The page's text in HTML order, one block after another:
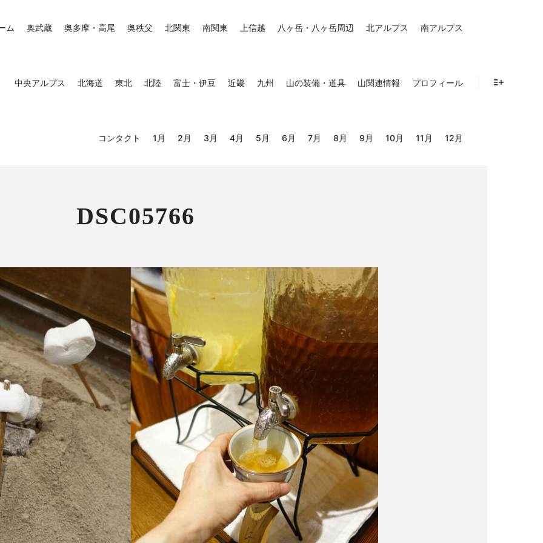
ム 奥武蔵 奥多摩・高尾 奥秩父 北関東 南関東 上信越 八ヶ岳・八ヶ岳周辺 北アルプス 南アルプス
中央アルプス 北海道 東北 北陸 富士・伊豆 近畿 九州 山の装備・道具 山関連情報 プロフィール
コンタクト 1月 2月 3月 4月 5月 6月 7月 8月 9月 10月 11月 12月
DSC05766